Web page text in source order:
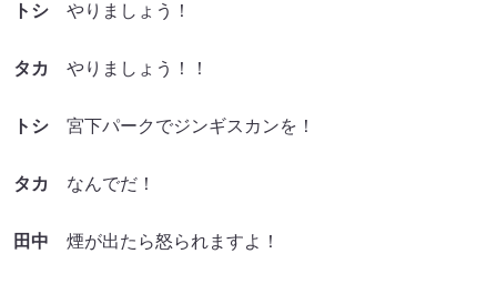
トシ やりましょう！
タカ やりましょう！！
トシ 宮下パークでジンギスカンを！
タカ なんでだ！
田中 煙が出たら怒られますよ！